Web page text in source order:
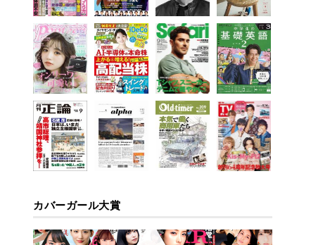
カバーガール大賞